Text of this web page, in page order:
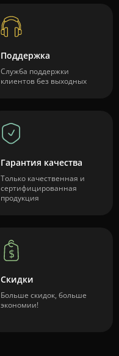
Поддержка
Служба поддержки
клиентов без выходных
Гарантия качества
Только качественная и
сертифицированная
продукция
Скидки
Больше скидок, больше
экономии!